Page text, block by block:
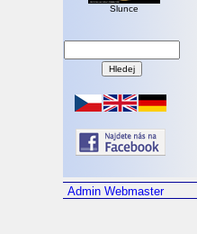
Slunce
Admin Webmaster